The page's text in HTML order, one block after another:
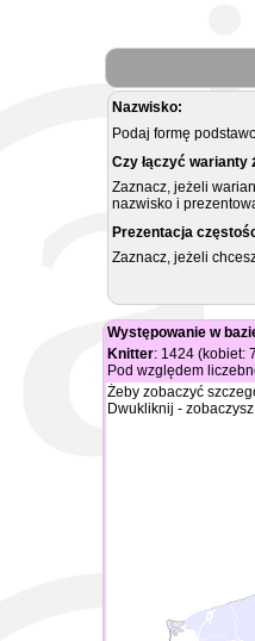
Nazwisko:
Podaj formę
Czy łączyć warianty
Zaznacz, jeżeli
nazwisko i
Prezentacja
Zaznacz, jeżeli
Występowanie w
Knitter: 1424 (kobiet:
Pod względem
Żeby zobaczyć
Dwukliknij -